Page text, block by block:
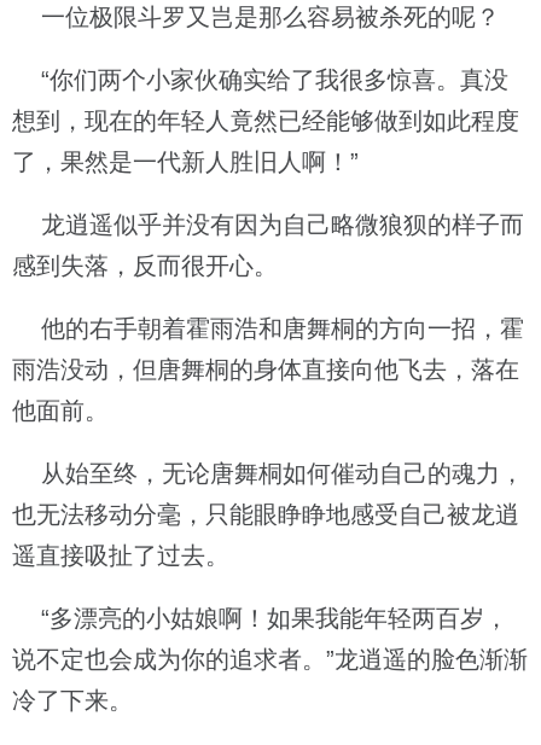
一位极限斗罗又岂是那么容易被杀死的呢？
“你们两个小家伙确实给了我很多惊喜。真没
想到，现在的年轻人竟然已经能够做到如此程度
了，果然是一代新人胜旧人啊！”
龙逍遥似乎并没有因为自己略微狼狈的样子而
感到失落，反而很开心。
他的右手朝着霍雨浩和唐舞桐的方向一招，霍
雨浩没动，但唐舞桐的身体直接向他飞去，落在
他面前。
从始至终，无论唐舞桐如何催动自己的魂力，
也无法移动分毫，只能眼睁睁地感受自己被龙逍
遥直接吸扯了过去。
“多漂亮的小姑娘啊！如果我能年轻两百岁，
说不定也会成为你的追求者。”龙逍遥的脸色渐渐
冷了下来。